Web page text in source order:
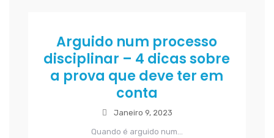
Arguido num processo
disciplinar – 4 dicas sobre
a prova que deve ter em
conta
Janeiro 9, 2023
Quando é arguido num...